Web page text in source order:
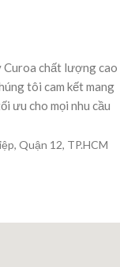
Curoa chất lượng cao
tôi cam kết mang
ưu cho mọi nhu cầu
Quận 12, TP.HCM